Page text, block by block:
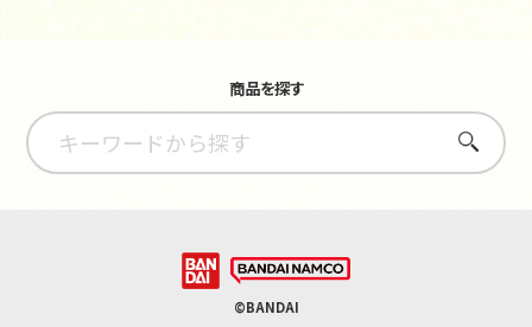
商品を探す
さがす
©BANDAI